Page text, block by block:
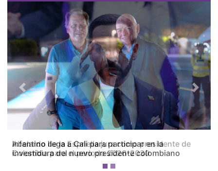
Abelardo de la Espriella jura como presidente de
Colombia para el periodo 2026-2030
Previous Next